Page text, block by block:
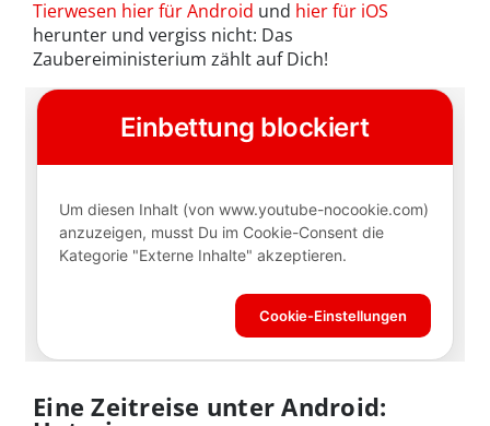
Tierwesen hier für Android und hier für iOS
herunter und vergiss nicht: Das
Zaubereiministerium zählt auf Dich!
Eine Zeitreise unter Android: